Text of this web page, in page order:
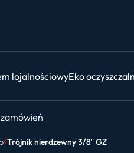
lojalnościowyEko
Trójnik nierdzewny 3/8″ GZ